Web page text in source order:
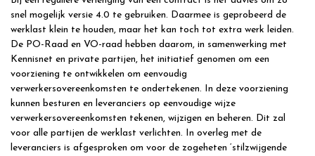
snel mogelijk versie 4.0 te gebruiken. Daarmee is geprobeerd de
werklast klein te houden, maar het kan toch tot extra werk leiden.
De PO-Raad en VO-raad hebben daarom, in samenwerking met
Kennisnet en private partijen, het initiatief genomen om een
voorziening te ontwikkelen om eenvoudig
verwerkersovereenkomsten te ondertekenen. In deze voorziening
kunnen besturen en leveranciers op eenvoudige wijze
verwerkersovereenkomsten tekenen, wijzigen en beheren. Dit zal
voor alle partijen de werklast verlichten. In overleg met de
leveranciers is afgesproken om voor de zogeheten ‘stilzwijgende